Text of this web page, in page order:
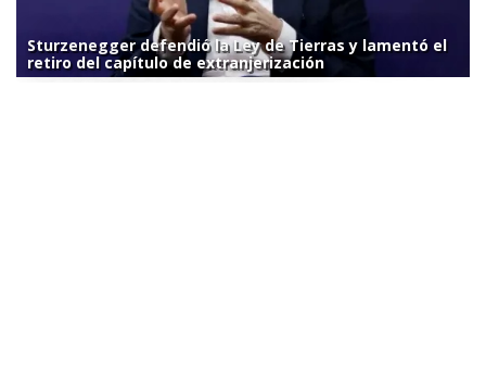
Sturzenegger defendió la Ley de Tierras y lamentó el
retiro del capítulo de extranjerización